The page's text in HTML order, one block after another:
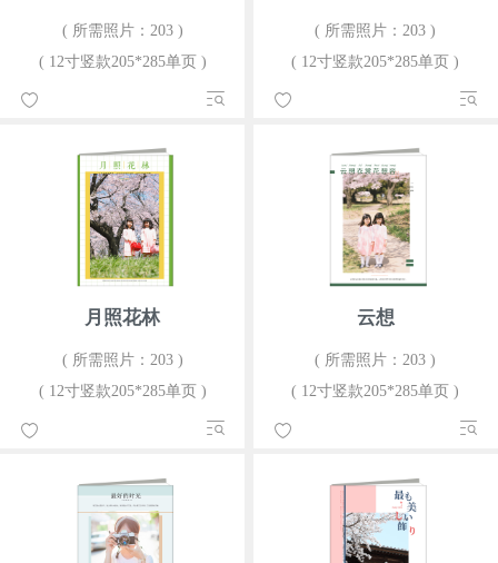
( 所需照片：203 )
( 12寸竖款205*285单页 )
( 所需照片：203 )
( 12寸竖款205*285单页 )
月照花林
( 所需照片：203 )
( 12寸竖款205*285单页 )
云想
( 所需照片：203 )
( 12寸竖款205*285单页 )